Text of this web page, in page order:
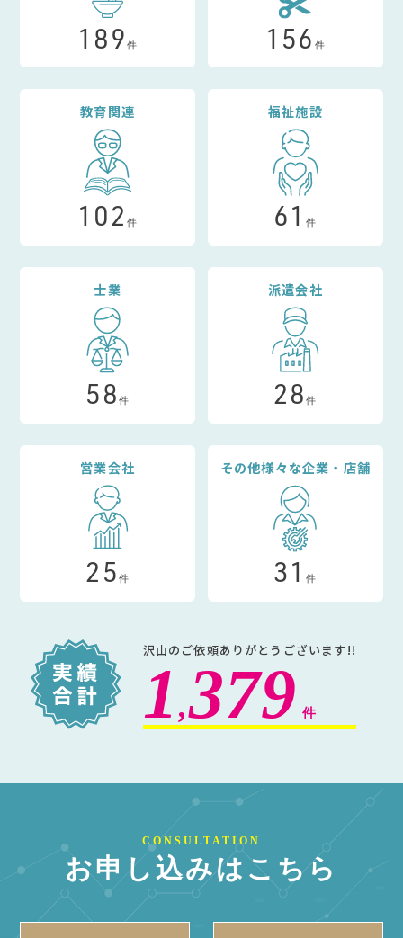
189 件 156 件
教育関連
102 件
福祉施設
61件
士業
58 件
派遣会社
28件
営業会社
25 件
その他様々な企業・店舗
31件
沢山のご依頼ありがとうございます!!
1,379 件
CONSULTATION
お申し込みはこちら